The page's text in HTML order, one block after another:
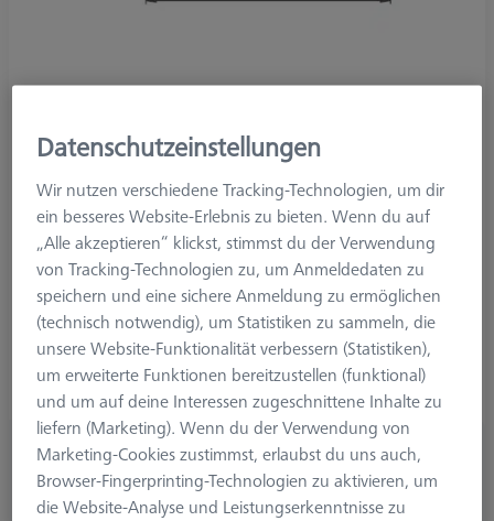
Produktart
Taster
7.7 mm
Tastelement
M2
Tasterform
Scheibentaster
Anwendung
CHF 210.00
zzgl. USt.
Auf Bestellung hergestellt
Datenschutzeinstellungen
Wir nutzen verschiedene Tracking-Technologien, um dir
ein besseres Website-Erlebnis zu bieten. Wenn du auf
„Alle akzeptieren“ klickst, stimmst du der Verwendung
von Tracking-Technologien zu, um Anmeldedaten zu
speichern und eine sichere Anmeldung zu ermöglichen
(technisch notwendig), um Statistiken zu sammeln, die
unsere Website-Funktionalität verbessern (Statistiken),
um erweiterte Funktionen bereitzustellen (funktional)
und um auf deine Interessen zugeschnittene Inhalte zu
liefern (Marketing). Wenn du der Verwendung von
Marketing-Cookies zustimmst, erlaubst du uns auch,
Browser-Fingerprinting-Technologien zu aktivieren, um
die Website-Analyse und Leistungserkenntnisse zu